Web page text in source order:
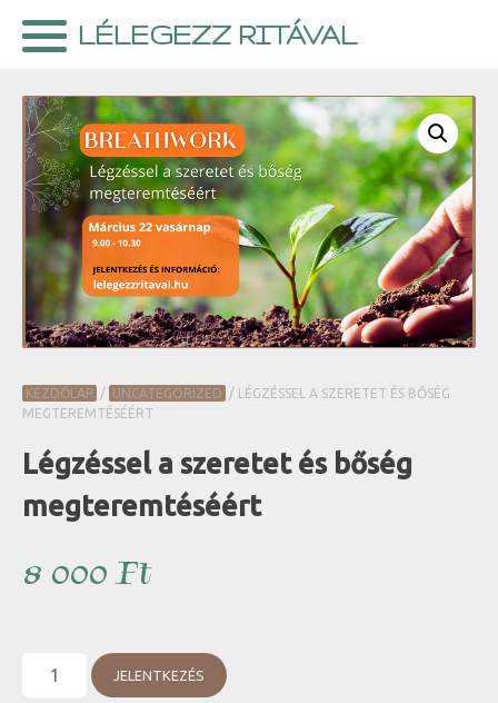
LÉLEGEZZ RITÁVAL
KEZDŐLAP / UNCATEGORIZED
/ LÉGZÉSSEL A SZERETET ÉS BŐSÉG
MEGTEREMTÉSÉÉRT
Légzéssel a szeretet és bőség
megteremtéséért
8 000Ft
Légzéssel
JELENTKEZÉS